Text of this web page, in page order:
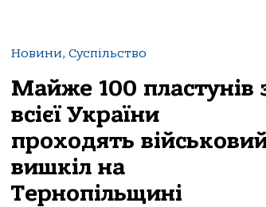
Новини, Суспільство
Мaйже 100 плaстунів
всієї Укрaїни
проходять
вишкіл нa
Тернопільщині